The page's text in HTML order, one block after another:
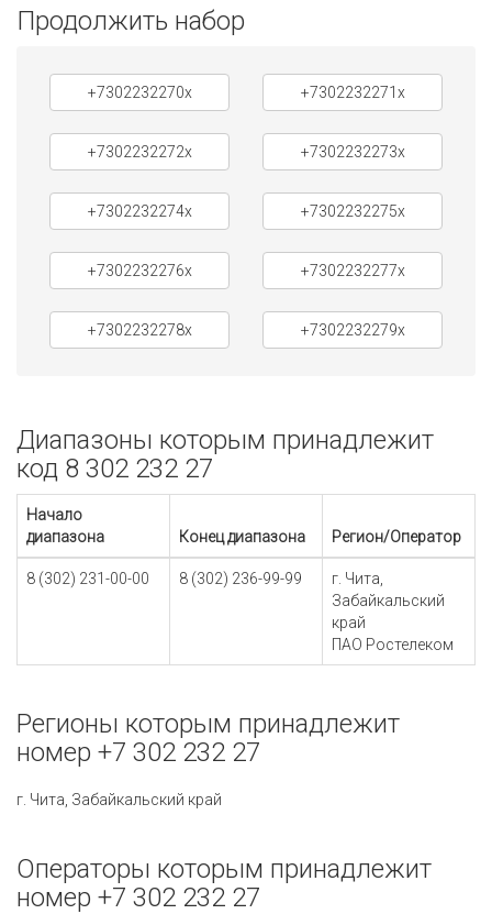
Продолжить набор
+7302232270x +7302232271x
+7302232272x +7302232273x
+7302232274x +7302232275x
+7302232276x +7302232277x
+7302232278x +7302232279x
Диапазоны которым принадлежит
код 8 302 232 27
Начало
диапазона
Конец диапазона Регион/Оператор
8 (302) 231-00-00 8 (302) 236-99-99
г. Чита,
Забайкальский
край
ПАО Ростелеком
Регионы которым принадлежит
номер +7 302 232 27
г. Чита, Забайкальский край
Операторы которым принадлежит
номер +7 302 232 27